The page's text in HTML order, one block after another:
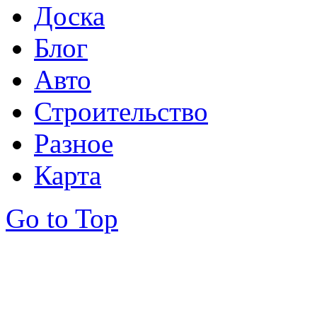
Доска
Блог
Авто
Строительство
Разное
Карта
Go to Top